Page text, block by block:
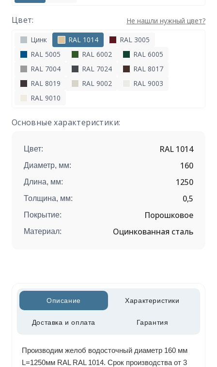
Цвет: Не нашли нужный цвет?
Цинк RAL 1014
RAL 3005
RAL 5005
RAL 6002
RAL 6005
RAL 7004
RAL 7024
RAL 8017
RAL 8019
RAL 9002
RAL 9003
RAL 9010
Основные характеристики:
Цвет: RAL 1014
Диаметр, мм: 160
Длина, мм: 1250
Толщина, мм: 0,5
Покрытие: Порошковое
Материал: Оцинкованная сталь
Описание Характеристики
Доставка и оплата Гарантия
Производим желоб водосточный диаметр 160 мм
L=1250мм RAL RAL 1014. Срок производства от 3